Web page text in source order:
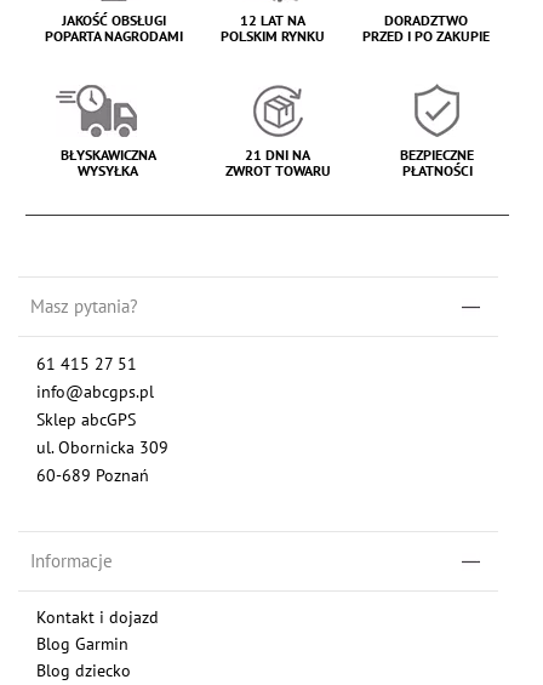
JAKOŚĆ OBSŁUGI
POPARTA NAGRODAMI
12 LAT NA
POLSKIM RYNKU
DORADZTWO
PRZED I PO ZAKUPIE
BŁYSKAWICZNA
WYSYŁKA
21 DNI NA
ZWROT TOWARU
BEZPIECZNE
PŁATNOŚCI
Masz pytania?
61 415 27 51
info@abcgps.pl
Sklep abcGPS
ul. Obornicka 309
60-689 Poznań
Informacje
Kontakt i dojazd
Blog Garmin
Blog dziecko